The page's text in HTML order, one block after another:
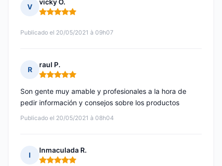
V
vicky O.
Nota: 5 de 5
Publicado el 20/05/2021 à 09h07
R
raul P.
Nota: 5 de 5
Publicado el 20/05/2021 à 08h04
Son gente muy amable y profesionales a la hora de
pedir información y consejos sobre los productos
I
Inmaculada R.
Nota: 5 de 5